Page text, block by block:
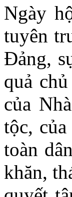
Ngày
tuyên
Đảng,
quả
của
tộc,
toàn
khăn,